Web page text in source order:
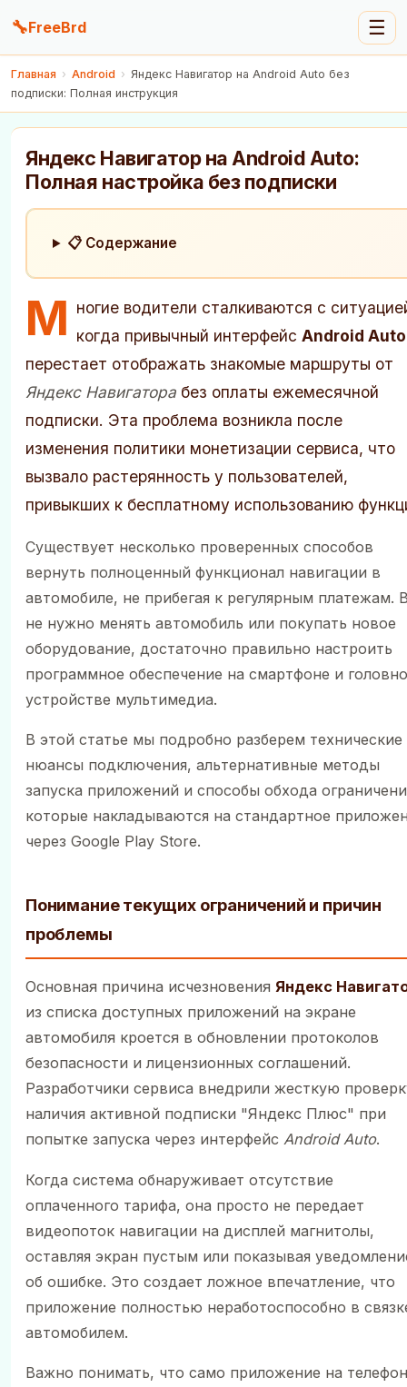
🔧FreeBrd ☰
Главная › Android › Яндекс Навигатор на Android Auto без
подписки: Полная инструкция
Яндекс Навигатор на Android Auto:
Полная настройка без подписки
📋 Содержание
М ногие водители сталкиваются с
когда привычный интерфейс Android Auto
перестает отображать знакомые маршруты от
Яндекс Навигатора без оплаты ежемесячной
подписки. Эта проблема возникла после
изменения политики монетизации сервиса, что
вызвало растерянность у пользователей,
привыкших к бесплатному использованию
Существует несколько проверенных способов
вернуть полноценный функционал навигации в
автомобиле, не прибегая к регулярным платежам.
не нужно менять автомобиль или покупать новое
оборудование, достаточно правильно настроить
программное обеспечение на смартфоне и
устройстве мультимедиа.
В этой статье мы подробно разберем технические
нюансы подключения, альтернативные методы
запуска приложений и способы обхода
которые накладываются на стандартное
через Google Play Store.
Понимание текущих ограничений и причин
проблемы
Основная причина исчезновения Яндекс
из списка доступных приложений на экране
автомобиля кроется в обновлении протоколов
безопасности и лицензионных соглашений.
Разработчики сервиса внедрили жесткую
наличия активной подписки "Яндекс Плюс" при
попытке запуска через интерфейс Android Auto.
Когда система обнаруживает отсутствие
оплаченного тарифа, она просто не передает
видеопоток навигации на дисплей магнитолы,
оставляя экран пустым или показывая
об ошибке. Это создает ложное впечатление, что
приложение полностью неработоспособно в
автомобилем.
Важно понимать, что само приложение на